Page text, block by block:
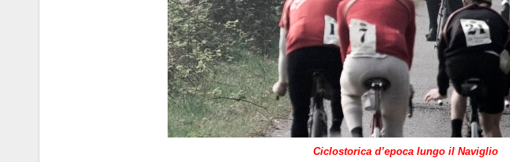
Ciclostorica d’epoca lungo il Naviglio